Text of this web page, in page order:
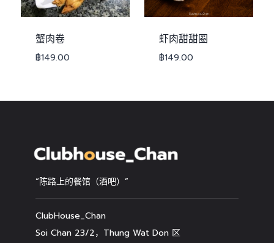
蟹肉卷
฿149.00
虾肉甜甜圈
฿149.00
“陈路上的餐馆（酒吧）”
ClubHouse_Chan
Soi Chan 23/2，Thung Wat Don 区